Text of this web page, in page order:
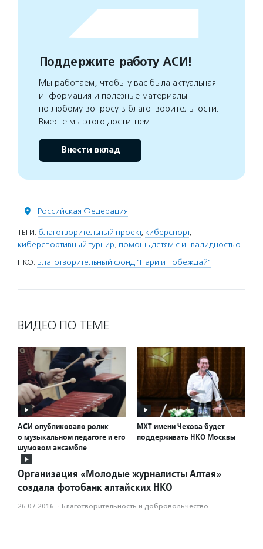
Поддержите работу АСИ!
Мы работаем, чтобы у вас была актуальная
информация и полезные материалы
по любому вопросу в благотворительности.
Вместе мы этого достигнем
Внести вклад
Российская Федерация
ТЕГИ: благотворительный проект, киберспорт,
киберспортивный турнир, помощь детям с инвалидностью
НКО: Благотворительный фонд "Пари и побеждай"
ВИДЕО ПО ТЕМЕ
АСИ опубликовало ролик
о музыкальном педагоге и его
шумовом ансамбле
МХТ имени Чехова будет
поддерживать НКО Москвы
Организация «Молодые журналисты Алтая»
создала фотобанк алтайских НКО
26.07.2016 · Благотвори­тель­ность и доброволь­чест­во